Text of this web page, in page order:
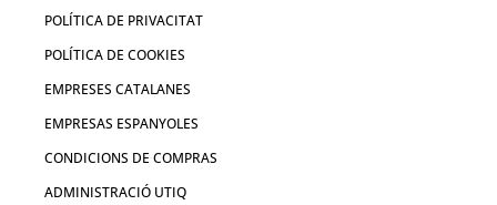
POLÍTICA DE PRIVACITAT
POLÍTICA DE COOKIES
EMPRESES CATALANES
EMPRESAS ESPANYOLES
CONDICIONS DE COMPRAS
ADMINISTRACIÓ UTIQ